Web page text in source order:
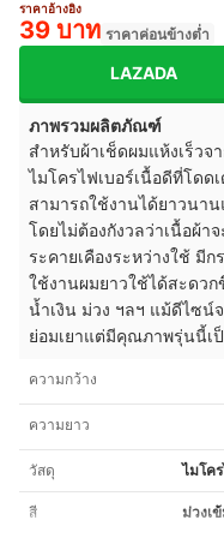
ราคาอ้างอิง
39 บาท ราคาค่อนข้างต่ำ
LAZADA
ภาพรวมผลิตภัณฑ์
สำหรับผ้าเช็ดผมแห้งเร็วจ
ไมโครไฟเบอร์เนื้อดีที่โดด
สามารถใช้งานได้ยาวนา
โดยไม่ต้องกังวลว่าเนื้อผ้า
ระคายเคืองระหว่างใช้ มี
ใช้งานผมยาวใช้ได้สะดว
น้ำเงิน ม่วง ฯลฯ แม้ดีไซน์
ย่อมเยาแต่มีคุณภาพรุ่นนี้เ
ความกว้าง
ความยาว
วัสดุ ไมโค
สี ม่วงเ